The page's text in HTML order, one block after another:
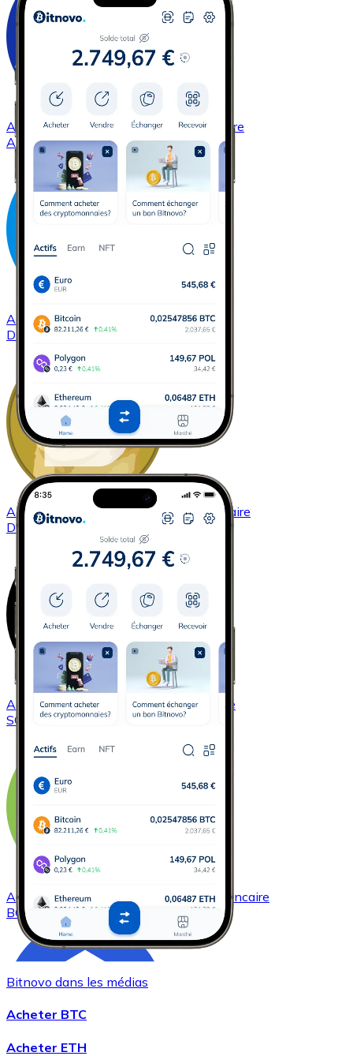
AcheterCardanoavec virement bancaire
ADA
AcheterDash
avec virement bancaire
DASH
Acheter Dogecoinavec virement bancaire
DOGE
AcheterSolanaavec virement bancaire
SOL
AcheterBitcoin Cash
avec virement bancaire
BCH
Bitnovo dans les médias
Acheter BTC
Acheter ETH